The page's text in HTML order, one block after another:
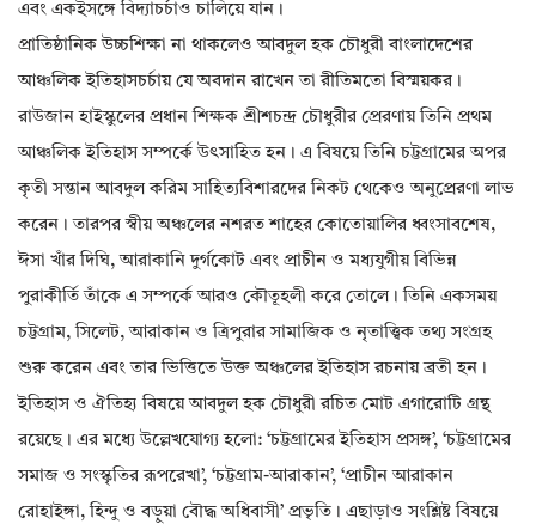
এবং একইসঙ্গে বিদ্যাচর্চাও চালিয়ে যান।
প্রাতিষ্ঠানিক উচ্চশিক্ষা না থাকলেও আবদুল হক চৌধুরী বাংলাদেশের
আঞ্চলিক ইতিহাসচর্চায় যে অবদান রাখেন তা রীতিমতো বিস্ময়কর।
রাউজান হাইস্কুলের প্রধান শিক্ষক শ্রীশচন্দ্র চৌধুরীর প্রেরণায় তিনি প্রথম
আঞ্চলিক ইতিহাস সম্পর্কে উৎসাহিত হন। এ বিষয়ে তিনি চট্টগ্রামের অপর
কৃতী সন্তান আবদুল করিম সাহিত্যবিশারদের নিকট থেকেও অনুপ্রেরণা লাভ
করেন। তারপর স্বীয় অঞ্চলের নশরত শাহের কোতোয়ালির ধ্বংসাবশেষ,
ঈসা খাঁর দিঘি, আরাকানি দুর্গকোট এবং প্রাচীন ও মধ্যযুগীয় বিভিন্ন
পুরাকীর্তি তাঁকে এ সম্পর্কে আরও কৌতূহলী করে তোলে। তিনি একসময়
চট্টগ্রাম, সিলেট, আরাকান ও ত্রিপুরার সামাজিক ও নৃতাত্ত্বিক তথ্য সংগ্রহ
শুরু করেন এবং তার ভিত্তিতে উক্ত অঞ্চলের ইতিহাস রচনায় ব্রতী হন।
ইতিহাস ও ঐতিহ্য বিষয়ে আবদুল হক চৌধুরী রচিত মোট এগারোটি গ্রন্থ
রয়েছে। এর মধ্যে উল্লেখযোগ্য হলো: ‘চট্টগ্রামের ইতিহাস প্রসঙ্গ’, ‘চট্টগ্রামের
সমাজ ও সংস্কৃতির রূপরেখা’, ‘চট্টগ্রাম-আরাকান’, ‘প্রাচীন আরাকান
রোহাইঙ্গা, হিন্দু ও বড়ুয়া বৌদ্ধ অধিবাসী’ প্রভৃতি। এছাড়াও সংশ্লিষ্ট বিষয়ে